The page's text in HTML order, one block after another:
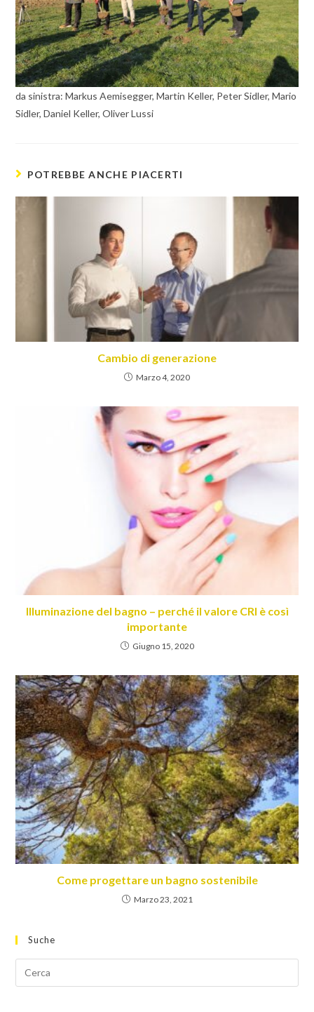
da sinistra: Markus Aemisegger, Martin Keller, Peter Sidler, Mario
Sidler, Daniel Keller, Oliver Lussi
POTREBBE ANCHE PIACERTI
Cambio di generazione
Marzo 4, 2020
Illuminazione del bagno – perché il valore CRI è così
importante
Giugno 15, 2020
Come progettare un bagno sostenibile
Marzo 23, 2021
Suche